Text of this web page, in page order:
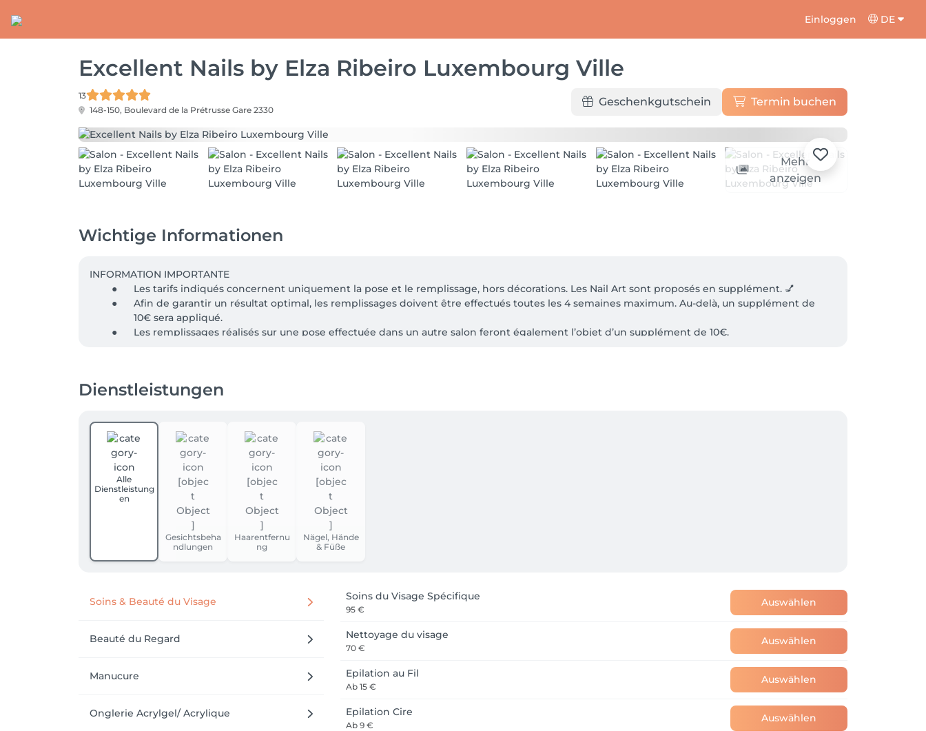
Einloggen DE
Excellent Nails by Elza Ribeiro Luxembourg Ville
13
148-150, Boulevard de la Prétrusse Gare 2330
Geschenkgutschein Termin buchen
Mehr
anzeigen
Wichtige Informationen
INFORMATION IMPORTANTE
Dienstleistungen
Alle
Dienstleistung
en
Gesichtsbeha
ndlungen
Haarentfernu
ng
Nägel, Hände
& Füße
Soins & Beauté du Visage
Beauté du Regard
Manucure
Onglerie Acrylgel/ Acrylique
Soins du Visage Spécifique
95 €
Auswählen
Nettoyage du visage
70 €
Auswählen
Epilation au Fil
Ab 15 €
Auswählen
Epilation Cire
Ab 9 €
Auswählen